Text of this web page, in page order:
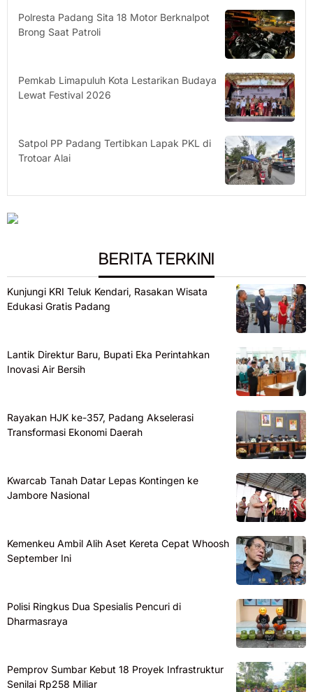
Polresta Padang Sita 18 Motor Berknalpot
Brong Saat Patroli
Pemkab Limapuluh Kota Lestarikan Budaya
Lewat Festival 2026
Satpol PP Padang Tertibkan Lapak PKL di
Trotoar Alai
BERITA TERKINI
Kunjungi KRI Teluk Kendari, Rasakan Wisata
Edukasi Gratis Padang
Lantik Direktur Baru, Bupati Eka Perintahkan
Inovasi Air Bersih
Rayakan HJK ke-357, Padang Akselerasi
Transformasi Ekonomi Daerah
Kwarcab Tanah Datar Lepas Kontingen ke
Jambore Nasional
Kemenkeu Ambil Alih Aset Kereta Cepat Whoosh
September Ini
Polisi Ringkus Dua Spesialis Pencuri di
Dharmasraya
Pemprov Sumbar Kebut 18 Proyek Infrastruktur
Senilai Rp258 Miliar